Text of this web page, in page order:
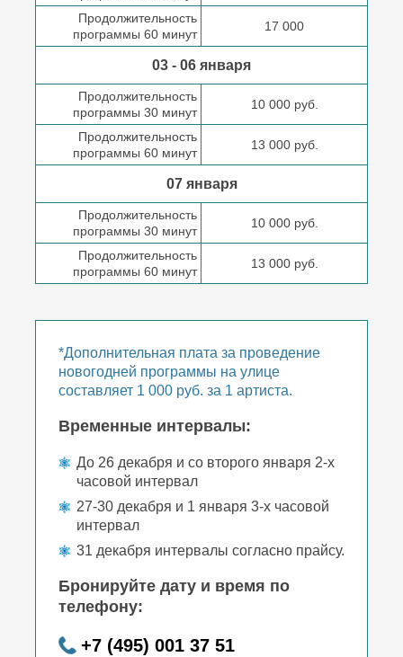
Продолжительность
программы 60 минут
17 000
03 - 06 января
Продолжительность
программы 30 минут
10 000 руб.
Продолжительность
программы 60 минут
13 000 руб.
07 января
Продолжительность
программы 30 минут
10 000 руб.
Продолжительность
программы 60 минут
13 000 руб.
*Дополнительная плата за проведение
новогодней программы на улице
составляет 1 000 руб. за 1 артиста.
Временные интервалы:
До 26 декабря и со второго января 2-х
часовой интервал
27-30 декабря и 1 января 3-х часовой
интервал
31 декабря интервалы согласно прайсу.
Бронируйте дату и время по
телефону:
+7 (495) 001 37 51